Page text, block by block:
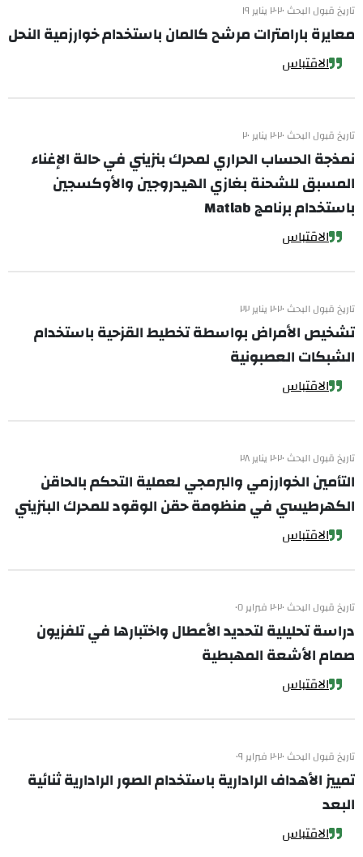
تاريخ قبول البحث ٢٠٢٠ يناير ١٩
معايرة بارامترات مرشح كالمان باستخدام خوارزمية النحل
الاقتباس
تاريخ قبول البحث ٢٠٢٠ يناير ٢٠
نمذجة الحساب الحراري لمحرك بنزيني في حالة الإغناء
المسبق للشحنة بغازي الهيدروجين والأوكسجين
باستخدام برنامج Matlab
الاقتباس
تاريخ قبول البحث ٢٠٢٠ يناير ٢٢
تشخيص الأمراض بواسطة تخطيط القزحية باستخدام
الشبكات العصبونية
الاقتباس
تاريخ قبول البحث ٢٠٢٠ يناير ٢٨
التأمين الخوارزمي والبرمجي لعملية التحكم بالحاقن
الكهرطيسي في منظومة حقن الوقود للمحرك البنزيني
الاقتباس
تاريخ قبول البحث ٢٠٢٠ فبراير ٠٥
دراسة تحليلية لتحديد الأعطال واختبارها في تلفزيون
صمام الأشعة المهبطية
الاقتباس
تاريخ قبول البحث ٢٠٢٠ فبراير ٠٩
تمييز الأهداف الرادارية باستخدام الصور الرادارية ثنائية
البعد
الاقتباس